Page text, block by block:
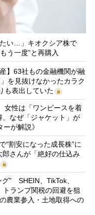
い…」キオクシア株で
う一度”と再購入
】63社もの金融機関が融
を見抜けなかったカラク
も表出していた
女性は「ワンピースを着
なぜ「ジャケット」が
が解説》
“割安になった成長株”に
さんが「絶好の仕込み
” SHEIN、TikTok、
ランプ関税の回避を狙
農業参入・土地取得への